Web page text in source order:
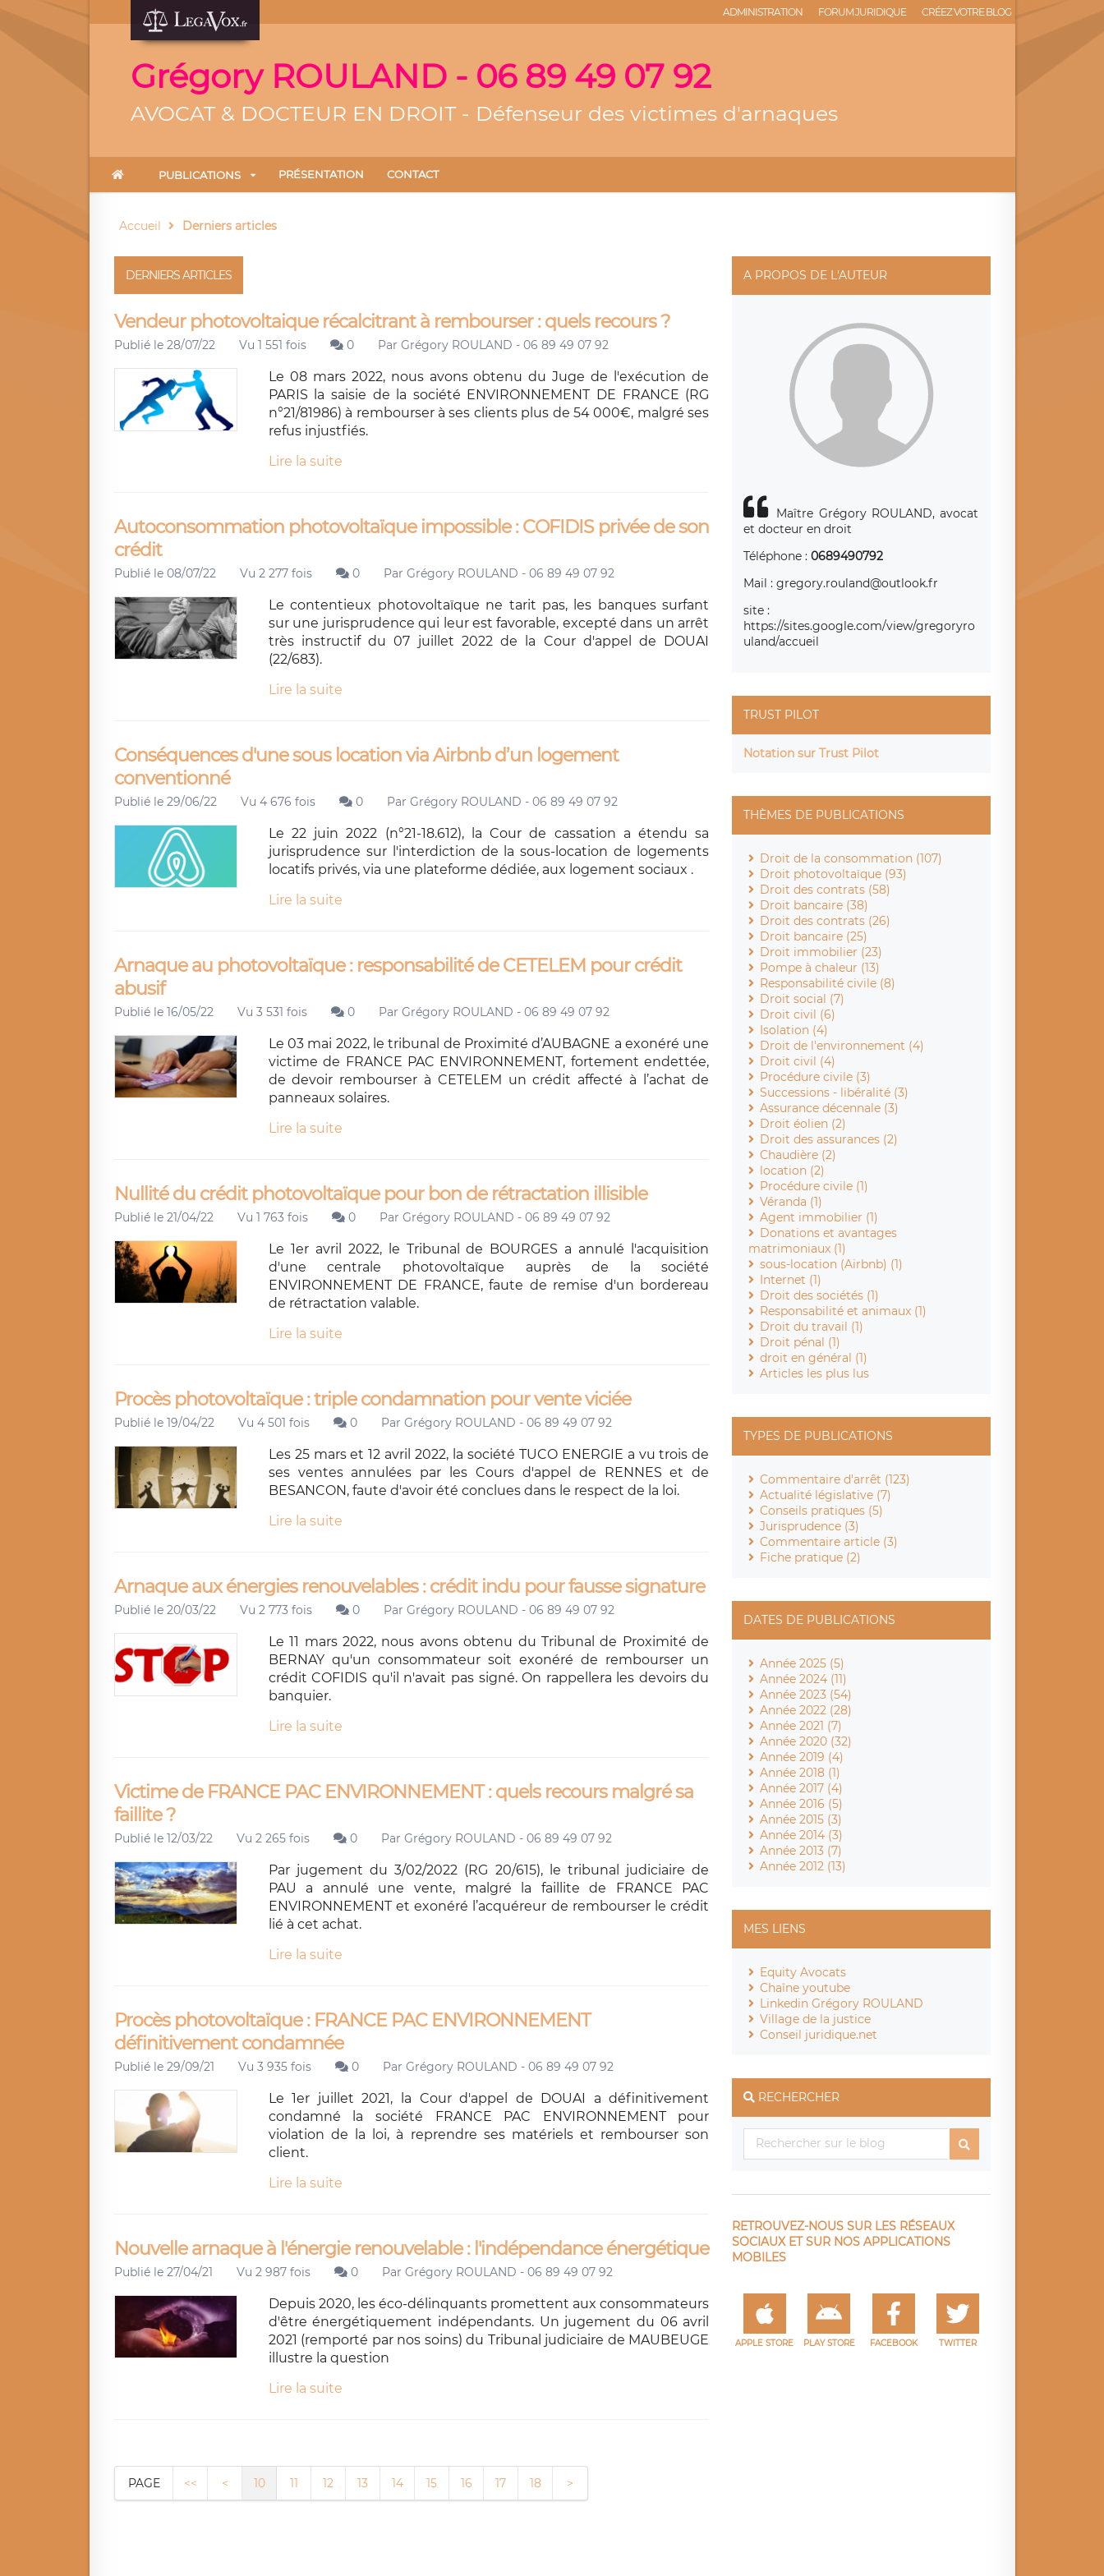
ADMINISTRATION FORUM JURIDIQUE CRÉEZ VOTRE BLOG
Grégory ROULAND - 06 89 49 07 92
AVOCAT & DOCTEUR EN DROIT - Défenseur des victimes d'arnaques
PUBLICATIONS PRÉSENTATION CONTACT
Accueil Derniers articles
DERNIERS ARTICLES
Vendeur photovoltaique récalcitrant à rembourser : quels recours ?
Publié le 28/07/22 Vu 1 551 fois 0 Par Grégory ROULAND - 06 89 49 07 92
Le 08 mars 2022, nous avons obtenu du Juge de l'exécution de
PARIS la saisie de la société ENVIRONNEMENT DE FRANCE (RG
n°21/81986) à rembourser à ses clients plus de 54 000€, malgré ses
refus injustfiés.
Lire la suite
Autoconsommation photovoltaïque impossible : COFIDIS privée de son
crédit
Publié le 08/07/22 Vu 2 277 fois 0 Par Grégory ROULAND - 06 89 49 07 92
Le contentieux photovoltaïque ne tarit pas, les banques surfant
sur une jurisprudence qui leur est favorable, excepté dans un arrêt
très instructif du 07 juillet 2022 de la Cour d'appel de DOUAI
(22/683).
Lire la suite
Conséquences d'une sous location via Airbnb d’un logement
conventionné
Publié le 29/06/22 Vu 4 676 fois 0 Par Grégory ROULAND - 06 89 49 07 92
Le 22 juin 2022 (n°21-18.612), la Cour de cassation a étendu sa
jurisprudence sur l'interdiction de la sous-location de logements
locatifs privés, via une plateforme dédiée, aux logement sociaux .
Lire la suite
Arnaque au photovoltaïque : responsabilité de CETELEM pour crédit
abusif
Publié le 16/05/22 Vu 3 531 fois 0 Par Grégory ROULAND - 06 89 49 07 92
Le 03 mai 2022, le tribunal de Proximité d’AUBAGNE a exonéré une
victime de FRANCE PAC ENVIRONNEMENT, fortement endettée,
de devoir rembourser à CETELEM un crédit affecté à l’achat de
panneaux solaires.
Lire la suite
Nullité du crédit photovoltaïque pour bon de rétractation illisible
Publié le 21/04/22 Vu 1 763 fois 0 Par Grégory ROULAND - 06 89 49 07 92
Le 1er avril 2022, le Tribunal de BOURGES a annulé l'acquisition
d'une centrale photovoltaïque auprès de la société
ENVIRONNEMENT DE FRANCE, faute de remise d'un bordereau
de rétractation valable.
Lire la suite
Procès photovoltaïque : triple condamnation pour vente viciée
Publié le 19/04/22 Vu 4 501 fois 0 Par Grégory ROULAND - 06 89 49 07 92
Les 25 mars et 12 avril 2022, la société TUCO ENERGIE a vu trois de
ses ventes annulées par les Cours d'appel de RENNES et de
BESANCON, faute d'avoir été conclues dans le respect de la loi.
Lire la suite
Arnaque aux énergies renouvelables : crédit indu pour fausse signature
Publié le 20/03/22 Vu 2 773 fois 0 Par Grégory ROULAND - 06 89 49 07 92
Le 11 mars 2022, nous avons obtenu du Tribunal de Proximité de
BERNAY qu'un consommateur soit exonéré de rembourser un
crédit COFIDIS qu'il n'avait pas signé. On rappellera les devoirs du
banquier.
Lire la suite
Victime de FRANCE PAC ENVIRONNEMENT : quels recours malgré sa
faillite ?
Publié le 12/03/22 Vu 2 265 fois 0 Par Grégory ROULAND - 06 89 49 07 92
Par jugement du 3/02/2022 (RG 20/615), le tribunal judiciaire de
PAU a annulé une vente, malgré la faillite de FRANCE PAC
ENVIRONNEMENT et exonéré l’acquéreur de rembourser le crédit
lié à cet achat.
Lire la suite
Procès photovoltaïque : FRANCE PAC ENVIRONNEMENT
définitivement condamnée
Publié le 29/09/21 Vu 3 935 fois 0 Par Grégory ROULAND - 06 89 49 07 92
Le 1er juillet 2021, la Cour d'appel de DOUAI a définitivement
condamné la société FRANCE PAC ENVIRONNEMENT pour
violation de la loi, à reprendre ses matériels et rembourser son
client.
Lire la suite
Nouvelle arnaque à l'énergie renouvelable : l'indépendance énergétique
Publié le 27/04/21 Vu 2 987 fois 0 Par Grégory ROULAND - 06 89 49 07 92
Depuis 2020, les éco-délinquants promettent aux consommateurs
d'être énergétiquement indépendants. Un jugement du 06 avril
2021 (remporté par nos soins) du Tribunal judiciaire de MAUBEUGE
illustre la question
Lire la suite
PAGE << < 10 11 12 13 14 15 16 17 18 >
A PROPOS DE L'AUTEUR
Maître Grégory ROULAND, avocat
et docteur en droit
Téléphone :0689490792
Mail : gregory.rouland@outlook.fr
site :
https://sites.google.com/view/gregoryro
uland/accueil
TRUST PILOT
Notation sur Trust Pilot
THÈMES DE PUBLICATIONS
Droit de la consommation (107)
Droit photovoltaïque (93)
Droit des contrats (58)
Droit bancaire (38)
Droit des contrats (26)
Droit bancaire (25)
Droit immobilier (23)
Pompe à chaleur (13)
Responsabilité civile (8)
Droit social (7)
Droit civil (6)
Isolation (4)
Droit de l'environnement (4)
Droit civil (4)
Procédure civile (3)
Successions - libéralité (3)
Assurance décennale (3)
Droit éolien (2)
Droit des assurances (2)
Chaudière (2)
location (2)
Procédure civile (1)
Véranda (1)
Agent immobilier (1)
Donations et avantages
matrimoniaux (1)
sous-location (Airbnb) (1)
Internet (1)
Droit des sociétés (1)
Responsabilité et animaux (1)
Droit du travail (1)
Droit pénal (1)
droit en général (1)
Articles les plus lus
TYPES DE PUBLICATIONS
Commentaire d'arrêt (123)
Actualité législative (7)
Conseils pratiques (5)
Jurisprudence (3)
Commentaire article (3)
Fiche pratique (2)
DATES DE PUBLICATIONS
Année 2025 (5)
Année 2024 (11)
Année 2023 (54)
Année 2022 (28)
Année 2021 (7)
Année 2020 (32)
Année 2019 (4)
Année 2018 (1)
Année 2017 (4)
Année 2016 (5)
Année 2015 (3)
Année 2014 (3)
Année 2013 (7)
Année 2012 (13)
MES LIENS
Equity Avocats
Chaîne youtube
Linkedin Grégory ROULAND
Village de la justice
Conseil juridique.net
RECHERCHER
RETROUVEZ-NOUS SUR LES RÉSEAUX
SOCIAUX ET SUR NOS APPLICATIONS
MOBILES
APPLE STORE PLAY STORE FACEBOOK TWITTER